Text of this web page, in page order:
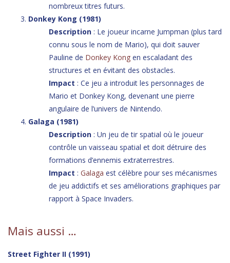
nombreux titres futurs.
Donkey Kong (1981)
Description : Le joueur incarne Jumpman (plus tard
connu sous le nom de Mario), qui doit sauver
Pauline de Donkey Kong en escaladant des
structures et en évitant des obstacles.
Impact : Ce jeu a introduit les personnages de
Mario et Donkey Kong, devenant une pierre
angulaire de l’univers de Nintendo.
Galaga (1981)
Description : Un jeu de tir spatial où le joueur
contrôle un vaisseau spatial et doit détruire des
formations d’ennemis extraterrestres.
Impact : Galaga est célèbre pour ses mécanismes
de jeu addictifs et ses améliorations graphiques par
rapport à Space Invaders.
Mais aussi …
Street Fighter II (1991)